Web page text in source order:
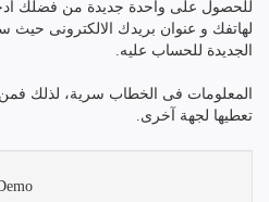
للحصول على واحدة جديدة من فضلك
لهاتفك و عنوان بريدك الالكترونى حيث
الجديدة للحساب عليه.
المعلومات فى الخطاب سرية، لذلك
تعطيها لجهة آخرى.